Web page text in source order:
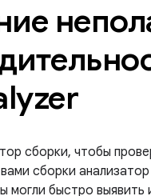
сборки, чтобы
сборки
могли быстро